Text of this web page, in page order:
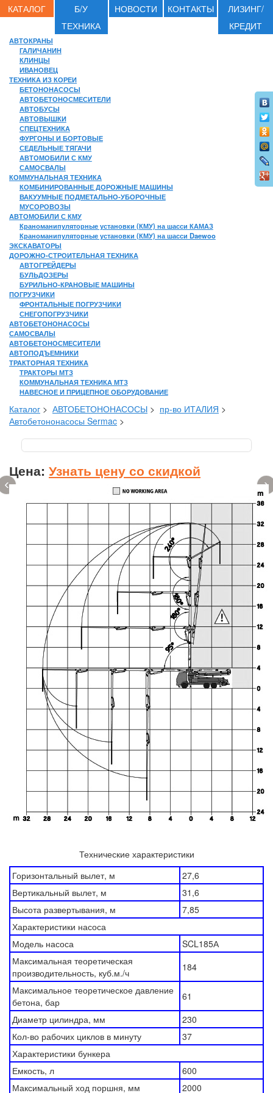
КАТАЛОГ
Б/У
ТЕХНИКА
НОВОСТИ КОНТАКТЫ
ЛИЗИНГ/
КРЕДИТ
АВТОКРАНЫ
ГАЛИЧАНИН
КЛИНЦЫ
ИВАНОВЕЦ
ТЕХНИКА ИЗ КОРЕИ
БЕТОНОНАСОСЫ
АВТОБЕТОНОСМЕСИТЕЛИ
АВТОБУСЫ
АВТОВЫШКИ
СПЕЦТЕХНИКА
ФУРГОНЫ И БОРТОВЫЕ
СЕДЕЛЬНЫЕ ТЯГАЧИ
АВТОМОБИЛИ С КМУ
САМОСВАЛЫ
КОММУНАЛЬНАЯ ТЕХНИКА
КОМБИНИРОВАННЫЕ ДОРОЖНЫЕ МАШИНЫ
ВАКУУМНЫЕ ПОДМЕТАЛЬНО-УБОРОЧНЫЕ
МУСОРОВОЗЫ
АВТОМОБИЛИ С КМУ
Краноманипуляторные установки (КМУ) на шасси КАМАЗ
Краноманипуляторные установки (КМУ) на шасси Daewoo
ЭКСКАВАТОРЫ
ДОРОЖНО-СТРОИТЕЛЬНАЯ ТЕХНИКА
АВТОГРЕЙДЕРЫ
БУЛЬДОЗЕРЫ
БУРИЛЬНО-КРАНОВЫЕ МАШИНЫ
ПОГРУЗЧИКИ
ФРОНТАЛЬНЫЕ ПОГРУЗЧИКИ
СНЕГОПОГРУЗЧИКИ
АВТОБЕТОНОНАСОСЫ
САМОСВАЛЫ
АВТОБЕТОНОСМЕСИТЕЛИ
АВТОПОДЪЕМНИКИ
ТРАКТОРНАЯ ТЕХНИКА
ТРАКТОРЫ МТЗ
КОММУНАЛЬНАЯ ТЕХНИКА МТЗ
НАВЕСНОЕ И ПРИЦЕПНОЕ ОБОРУДОВАНИЕ
Каталог > АВТОБЕТОНОНАСОСЫ > пр-во ИТАЛИЯ >
Автобетононасосы Sermac >
‹ ›
Цена: Узнать цену со скидкой
Технические характеристики
Горизонтальный вылет, м
27,6
Вертикальный вылет, м
31,6
Высота развертывания, м
7,85
Характеристики насоса
Модель насоса
SCL185А
Максимальная теоретическая
производительность, куб.м./ч
184
Максимальное теоретическое давление
бетона, бар
61
Диаметр цилиндра, мм
230
Кол-во рабочих циклов в минуту
37
Характеристики бункера
Емкость, л
600
Максимальный ход поршня, мм
2000